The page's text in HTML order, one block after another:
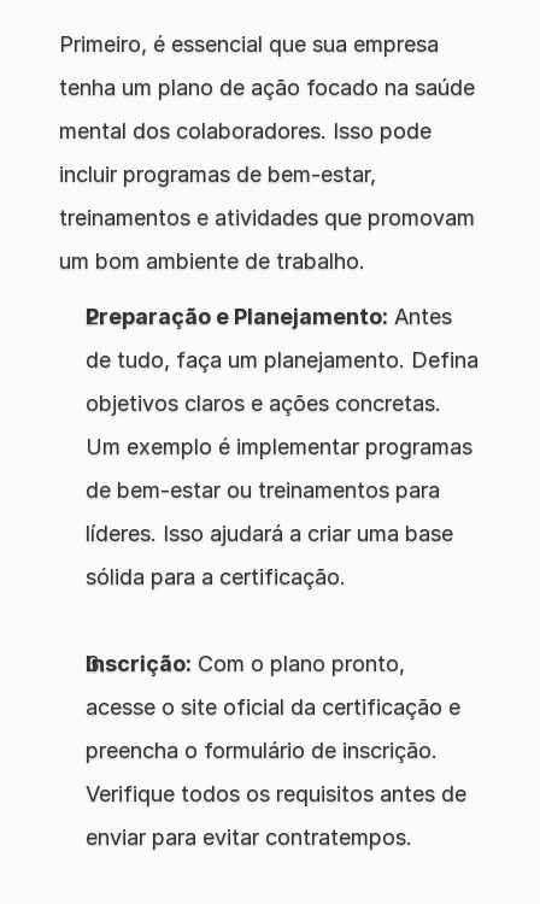
Primeiro, é essencial que sua empresa
tenha um plano de ação focado na saúde
mental dos colaboradores. Isso pode
incluir programas de bem-estar,
treinamentos e atividades que promovam
um bom ambiente de trabalho.
Preparação e Planejamento: Antes
de tudo, faça um planejamento. Defina
objetivos claros e ações concretas.
Um exemplo é implementar programas
de bem-estar ou treinamentos para
líderes. Isso ajudará a criar uma base
sólida para a certificação.
Inscrição: Com o plano pronto,
acesse o site oficial da certificação e
preencha o formulário de inscrição.
Verifique todos os requisitos antes de
enviar para evitar contratempos.